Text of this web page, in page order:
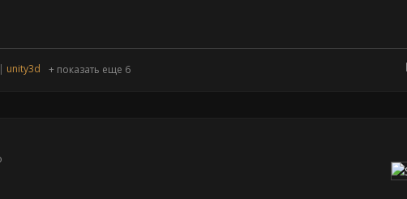
unity3d + показать еще 6